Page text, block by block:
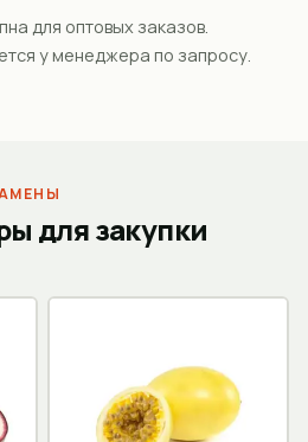
для оптовых заказов.
у менеджера по запросу.
для закупки